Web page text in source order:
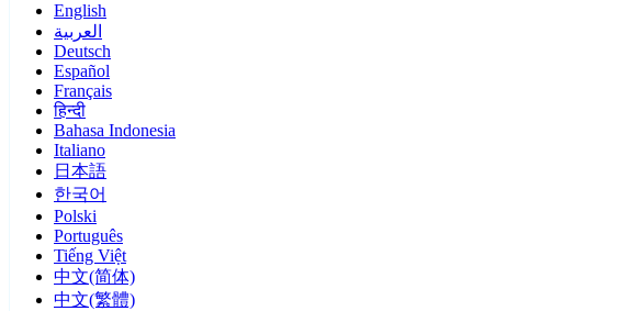
English
العربية
Deutsch
Español
Français
हिन्दी
Bahasa Indonesia
Italiano
日本語
한국어
Polski
Português
Tiếng Việt
中文(简体)
中文(繁體)